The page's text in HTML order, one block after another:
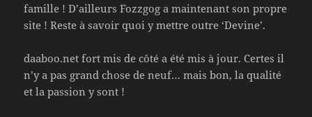
famille ! D’ailleurs Fozzgog a maintenant son propre
site ! Reste à savoir quoi y mettre outre ‘Devine’.
daaboo.net fort mis de côté a été mis à jour. Certes il
n’y a pas grand chose de neuf… mais bon, la qualité
et la passion y sont !